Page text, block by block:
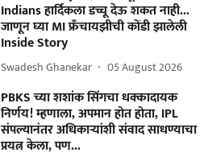
Indians हार्दिकला डच्चू देऊ शकत नाही...
जाणून घ्या MI फ्रँचायझीची कोंडी झालेली
Inside Story
Swadesh Ghanekar 05 August 2026
PBKS च्या शशांक सिंगचा धक्कादायक
निर्णय! म्हणाला, अपमान होत होता, IPL
संपल्यानंतर अधिकाऱ्यांशी संवाद साधण्याचा
प्रयत्न केला, पण...